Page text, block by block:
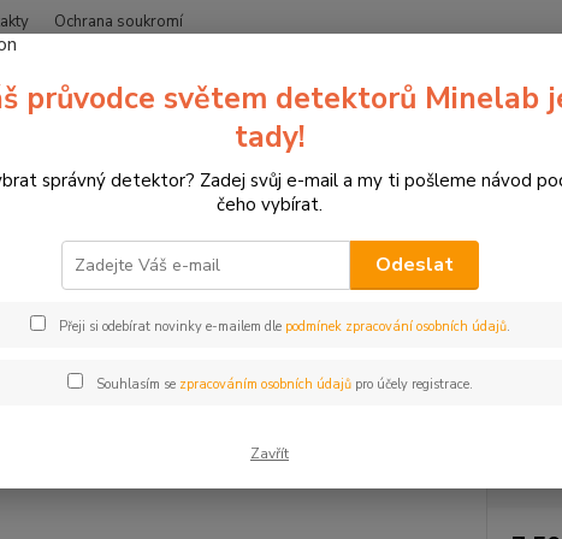
Ochrana soukromí
Hledat
Nevíte
kovů Minelab Doplňky k detektorům Cívky pro detektory kovů
Minelab CTX 06, 6'', 15 cm
Malá
citlivost
průvodce světem detektorů Minelab
tady!
správný detektor? Zadej svůj e-mail a my ti pošleme návod
čeho vybírat.
Odeslat
Přeji si odebírat novinky e-mailem dle podmínek zpracování osobních údajů.
Souhlasím se zpracováním osobních údajůpro účely registrace.
Zavřít